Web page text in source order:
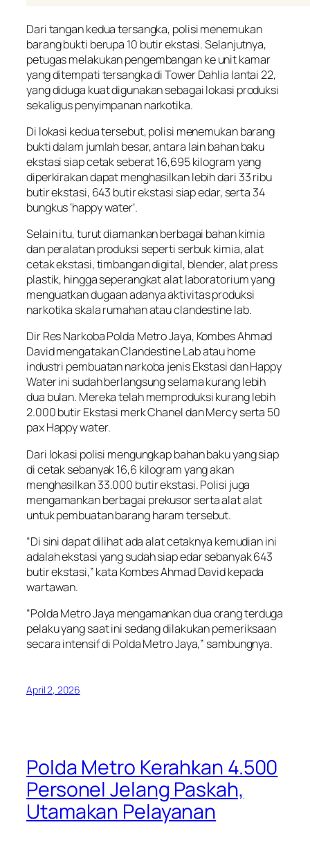
Dari tangan kedua tersangka, polisi menemukan
barang bukti berupa 10 butir ekstasi. Selanjutnya,
petugas melakukan pengembangan ke unit kamar
yang ditempati tersangka di Tower Dahlia lantai 22,
yang diduga kuat digunakan sebagai lokasi produksi
sekaligus penyimpanan narkotika.
Di lokasi kedua tersebut, polisi menemukan barang
bukti dalam jumlah besar, antara lain bahan baku
ekstasi siap cetak seberat 16,695 kilogram yang
diperkirakan dapat menghasilkan lebih dari 33 ribu
butir ekstasi, 643 butir ekstasi siap edar, serta 34
bungkus ‘happy water’.
Selain itu, turut diamankan berbagai bahan kimia
dan peralatan produksi seperti serbuk kimia, alat
cetak ekstasi, timbangan digital, blender, alat press
plastik, hingga seperangkat alat laboratorium yang
menguatkan dugaan adanya aktivitas produksi
narkotika skala rumahan atau clandestine lab.
Dir Res Narkoba Polda Metro Jaya, Kombes Ahmad
David mengatakan Clandestine Lab atau home
industri pembuatan narkoba jenis Ekstasi dan Happy
Water ini sudah berlangsung selama kurang lebih
dua bulan. Mereka telah memproduksi kurang lebih
2.000 butir Ekstasi merk Chanel dan Mercy serta 50
pax Happy water.
Dari lokasi polisi mengungkap bahan baku yang siap
di cetak sebanyak 16,6 kilogram yang akan
menghasilkan 33.000 butir ekstasi. Polisi juga
mengamankan berbagai prekusor serta alat alat
untuk pembuatan barang haram tersebut.
“Di sini dapat dilihat ada alat cetaknya kemudian ini
adalah ekstasi yang sudah siap edar sebanyak 643
butir ekstasi,” kata Kombes Ahmad David kepada
wartawan.
“Polda Metro Jaya mengamankan dua orang terduga
pelaku yang saat ini sedang dilakukan pemeriksaan
secara intensif di Polda Metro Jaya,” sambungnya.
April 2, 2026
Polda Metro Kerahkan 4.500
Personel Jelang Paskah,
Utamakan Pelayanan